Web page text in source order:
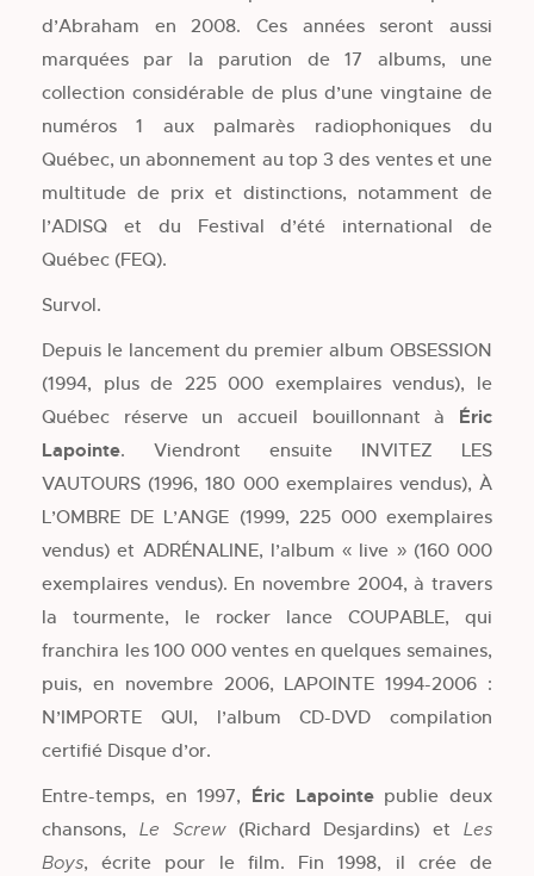
d’Abraham en 2008. Ces années seront aussi
marquées par la parution de 17 albums, une
collection considérable de plus d’une vingtaine de
numéros 1 aux palmarès radiophoniques du
Québec, un abonnement au top 3 des ventes et une
multitude de prix et distinctions, notamment de
l’ADISQ et du Festival d’été international de
Québec (FEQ).
Survol.
Depuis le lancement du premier album OBSESSION
(1994, plus de 225 000 exemplaires vendus), le
Québec réserve un accueil bouillonnant à Éric
Lapointe. Viendront ensuite INVITEZ LES
VAUTOURS (1996, 180 000 exemplaires vendus), À
L’OMBRE DE L’ANGE (1999, 225 000 exemplaires
vendus) et ADRÉNALINE, l’album « live » (160 000
exemplaires vendus). En novembre 2004, à travers
la tourmente, le rocker lance COUPABLE, qui
franchira les 100 000 ventes en quelques semaines,
puis, en novembre 2006, LAPOINTE 1994-2006 :
N’IMPORTE QUI, l’album CD-DVD compilation
certifié Disque d’or.
Entre-temps, en 1997, Éric Lapointepublie deux
chansons, Le Screw(Richard Desjardins) etLes
Boys, écrite pour le film. Fin 1998, il crée de